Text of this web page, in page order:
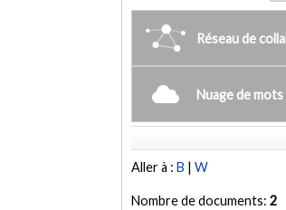
Réseau de
Nuage de mots
Aller à :B |W
Nombre de documents:2